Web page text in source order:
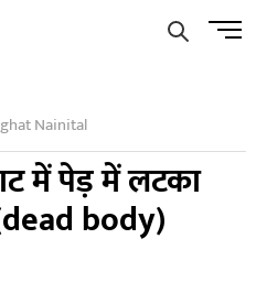
Menu
Nainital
में पेड़ में लटका
body)